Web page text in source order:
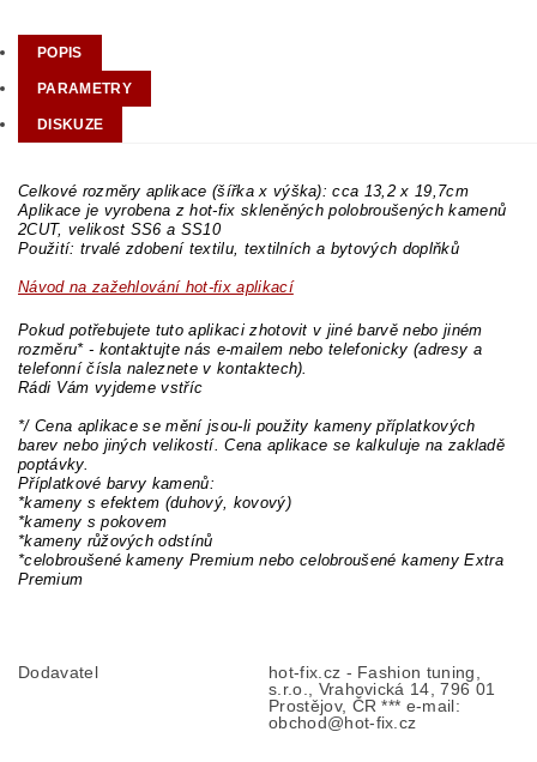
POPIS
PARAMETRY
DISKUZE
Celkové rozměry aplikace (šířka x výška): cca 13,2 x 19,7cm
Aplikace je vyrobena z hot-fix skleněných polobroušených kamenů
2CUT, velikost SS6 a SS10
Použití: trvalé zdobení textilu, textilních a bytových doplňků
Návod na zažehlování hot-fix aplikací
Pokud potřebujete tuto aplikaci zhotovit v jiné barvě nebo jiném
rozměru* - kontaktujte nás e-mailem nebo telefonicky (adresy a
telefonní čísla naleznete v kontaktech).
Rádi Vám vyjdeme vstříc
*/ Cena aplikace se mění jsou-li použity kameny příplatkových
barev nebo jiných velikostí. Cena aplikace se kalkuluje na zakladě
poptávky.
Příplatkové barvy kamenů:
*kameny s efektem (duhový, kovový)
*kameny s pokovem
*kameny růžových odstínů
*celobroušené kameny Premium nebo celobroušené kameny Extra
Premium
Dodavatel
hot-fix.cz - Fashion tuning,
s.r.o., Vrahovická 14, 796 01
Prostějov, ČR *** e-mail:
obchod@hot-fix.cz